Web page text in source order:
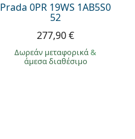
Prada 0PR 19WS 1AB5S0
52
277,90 €
Δωρεάν μεταφορικά&
άμεσα διαθέσιμο